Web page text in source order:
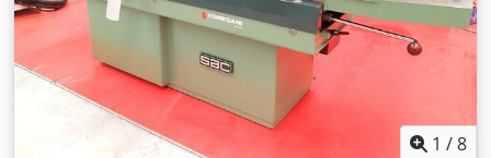
1 /8